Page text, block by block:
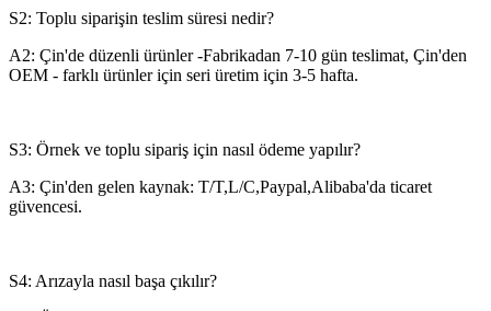
S2: Toplu siparişin teslim süresi nedir?
A2: Çin'de düzenli ürünler -Fabrikadan 7-10 gün teslimat, Çin'den
OEM - farklı ürünler için seri üretim için 3-5 hafta.
S3: Örnek ve toplu sipariş için nasıl ödeme yapılır?
A3: Çin'den gelen kaynak: T/T,L/C,Paypal,Alibaba'da ticaret
güvencesi.
S4: Arızayla nasıl başa çıkılır?